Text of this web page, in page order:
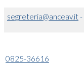
segreteria@anceav.it-
0825-36616